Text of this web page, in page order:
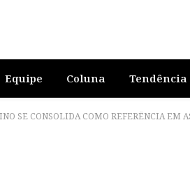
Equipe Coluna Tendência
SE CONSOLIDA COMO REFERÊNCIA EM